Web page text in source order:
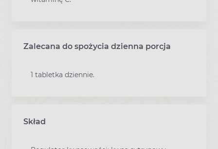
Zalecana do spożycia dzienna porcja
1 tabletka dziennie.
Skład